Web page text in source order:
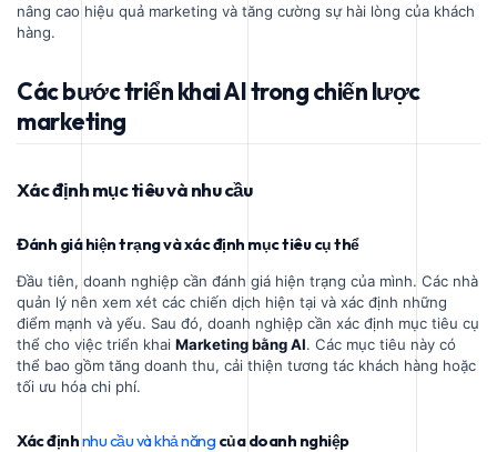
nâng cao hiệu quả marketing và tăng cường sự hài lòng của khách
hàng.
Các bước triển khai AI trong chiến lược
marketing
Xác định mục tiêu và nhu cầu
Đánh giá hiện trạng và xác định mục tiêu cụ thể
Đầu tiên, doanh nghiệp cần đánh giá hiện trạng của mình. Các nhà
quản lý nên xem xét các chiến dịch hiện tại và xác định những
điểm mạnh và yếu. Sau đó, doanh nghiệp cần xác định mục tiêu cụ
thể cho việc triển khai Marketing bằng AI. Các mục tiêu này có
thể bao gồm tăng doanh thu, cải thiện tương tác khách hàng hoặc
tối ưu hóa chi phí.
Xác địnhnhu cầu và khả năng của doanh nghiệp